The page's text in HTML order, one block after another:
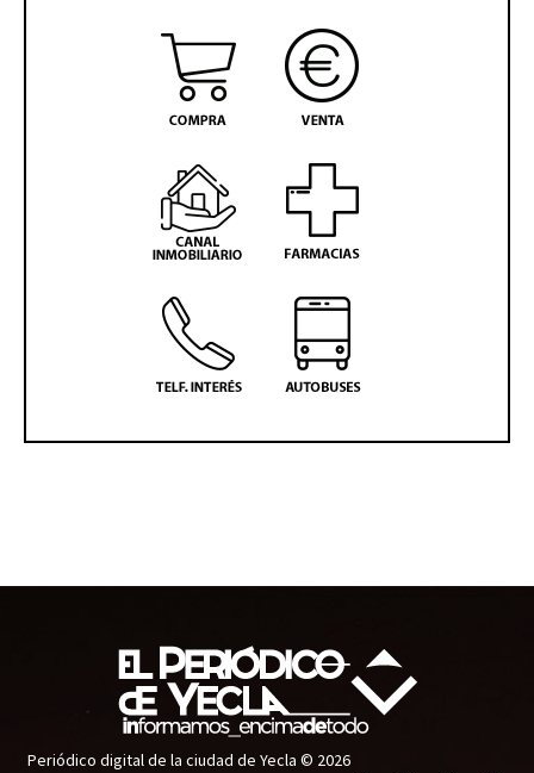
Periódico digital de la ciudad de Yecla © 2026